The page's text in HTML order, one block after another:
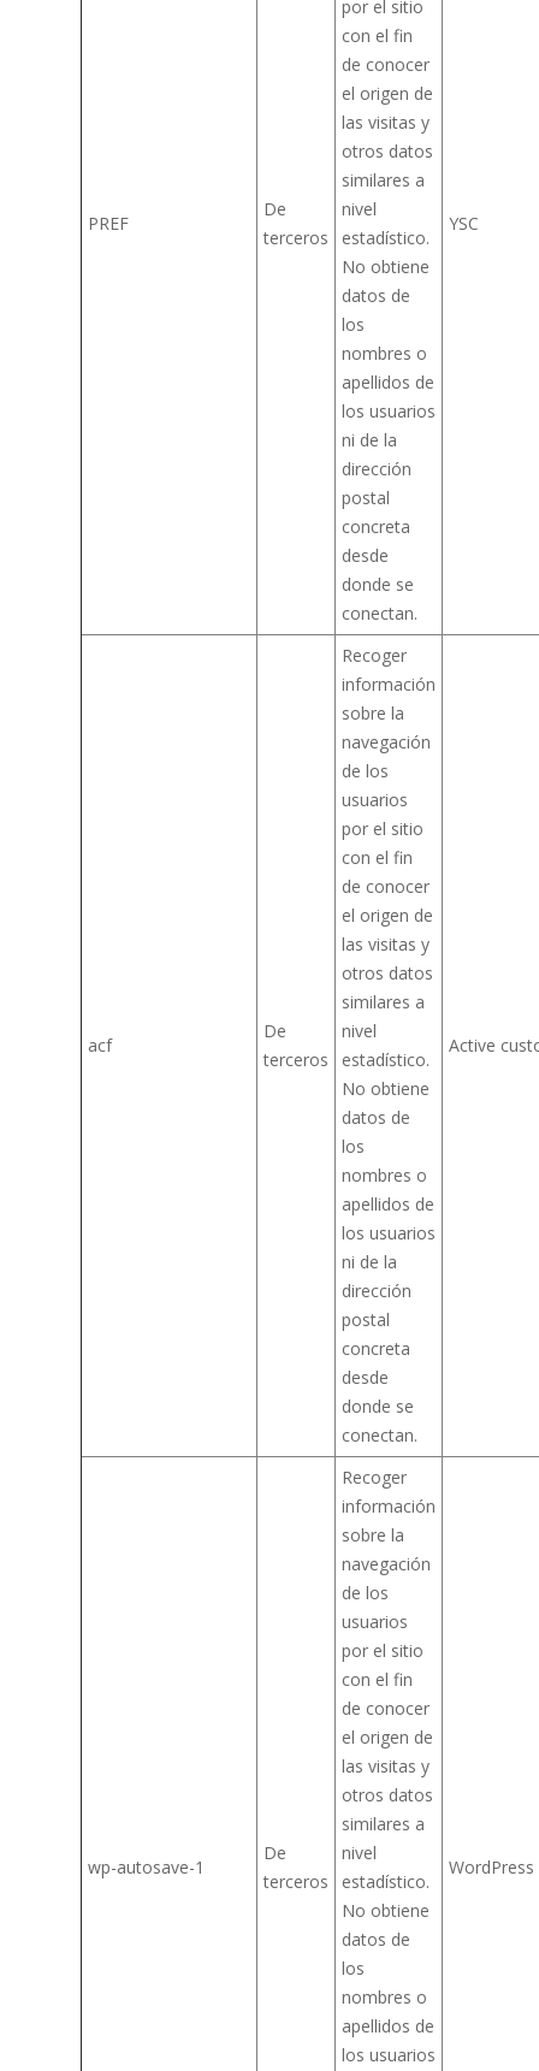
PREF
De
terceros
por el sitio
con el fin
de conocer
el origen de
las visitas y
otros datos
similares a
nivel
estadístico.
No obtiene
datos de
los
nombres o
apellidos de
los usuarios
ni de la
dirección
postal
concreta
desde
donde se
conectan.
YSC
acf
De
terceros
Recoger
información
sobre la
navegación
de los
usuarios
por el sitio
con el fin
de conocer
el origen de
las visitas y
otros datos
similares a
nivel
estadístico.
No obtiene
datos de
los
nombres o
apellidos de
los usuarios
ni de la
dirección
postal
concreta
desde
donde se
conectan.
Active
wp-autosave-1
De
terceros
Recoger
información
sobre la
navegación
de los
usuarios
por el sitio
con el fin
de conocer
el origen de
las visitas y
otros datos
similares a
nivel
estadístico.
No obtiene
datos de
los
nombres o
apellidos de
los usuarios
WordPress